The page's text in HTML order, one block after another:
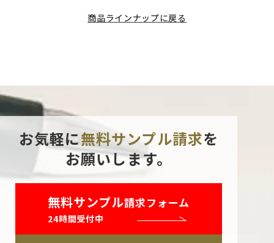
商品ラインナップに戻る
お気軽に無料サンプル請求を
お願いします。
無料サンプル請求フォーム
24時間受付中